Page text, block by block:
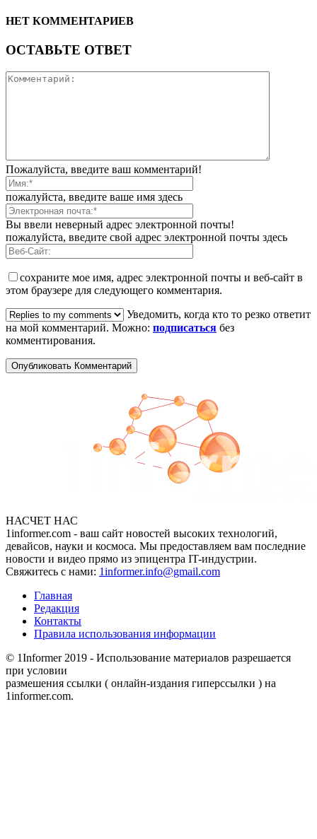
НЕТ КОММЕНТАРИЕВ
ОСТАВЬТЕ ОТВЕТ
Пожалуйста, введите ваш комментарий!
пожалуйста, введите ваше имя здесь
Вы ввели неверный адрес электронной почты!
пожалуйста, введите свой адрес электронной почты здесь
сохраните мое имя, адрес электронной почты и веб-сайт в
этом браузере для следующего комментария.
Уведомить, когда кто то резко ответит
на мой комментарий. Можно: подписаться без
комментирования.
НАСЧЕТ НАС
1informer.com - ваш сайт новостей высоких технологий,
девайсов, науки и космоса. Мы предоставляем вам последние
новости и видео прямо из эпицентра IT-индустрии.
Свяжитесь с нами: 1informer.info@gmail.com
Главная
Редакция
Контакты
Правила использования информации
© 1Informer 2019 - Использование материалов разрешается
при условии
размешения ссылки ( онлайн-издания гиперссылки ) на
1informer.com.